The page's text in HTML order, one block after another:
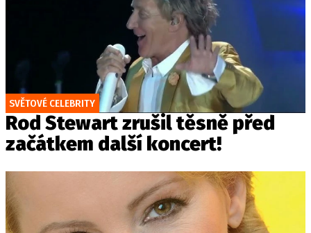
SVĚTOVÉ CELEBRITY
Rod Stewart zrušil těsně před
začátkem další koncert!